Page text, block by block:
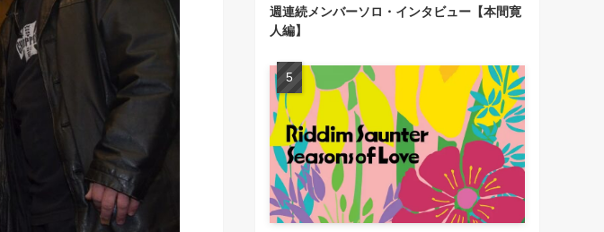
週連続メンバーソロ・インタビュー【本間寛
人編】